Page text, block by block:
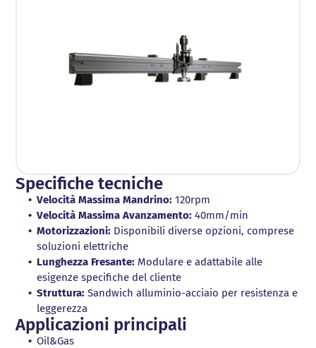
Specifiche tecniche
Velocità Massima Mandrino: 120rpm
Velocità Massima Avanzamento: 40mm/min
Motorizzazioni: Disponibili diverse opzioni, comprese
soluzioni elettriche
Lunghezza Fresante: Modulare e adattabile alle
esigenze specifiche del cliente
Struttura: Sandwich alluminio-acciaio per resistenza e
leggerezza
Applicazioni principali
Oil&Gas